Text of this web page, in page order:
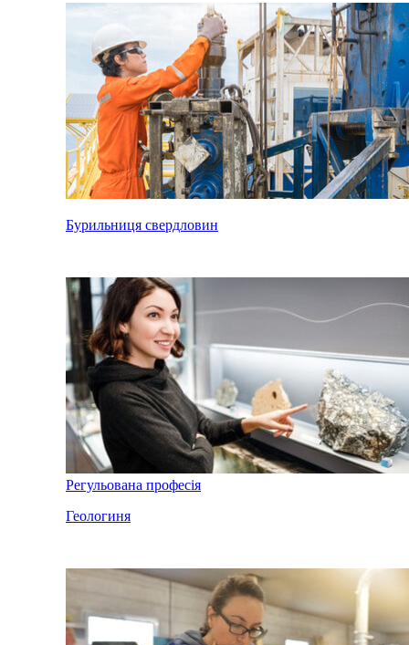
Бурильниця свердловин
Регульована професія
Геологиня